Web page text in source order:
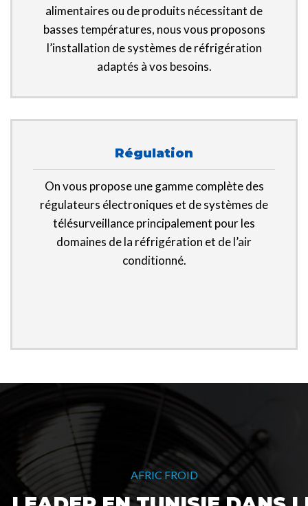
alimentaires ou de produits nécessitant de
basses températures, nous vous proposons
l’installation de systèmes de réfrigération
adaptés à vos besoins.
Régulation
On vous propose une gamme complète des
régulateurs électroniques et de systèmes de
télésurveillance principalement pour les
domaines de la réfrigération et de l’air
conditionné.
AFRIC FROID